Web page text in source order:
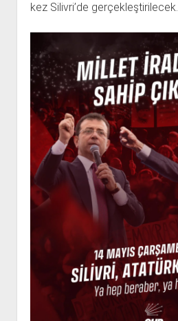
kez Silivri’de gerçekleştirilecek.